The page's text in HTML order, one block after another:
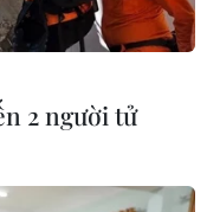
2 người tử